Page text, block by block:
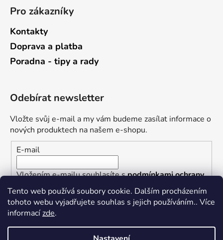
Tento web používá soubory cookie. Dalším procházením
tohoto webu vyjadřujete souhlas s jejich používáním.. Více
informacízde.
Pro zákazníky
Kontakty
Doprava a platba
Poradna - tipy a rady
Odebírat newsletter
Vložte svůj e-mail a my vám budeme zasílat informace o
nových produktech na našem e-shopu.
E-mail
Vložením e-mailu souhlasíte spodmínkami ochrany
osobních údajů
PŘIHLÁSIT SE